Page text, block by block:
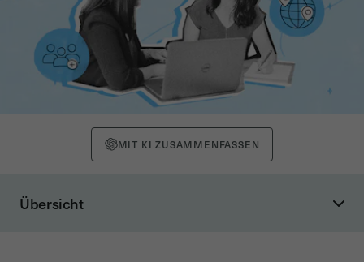
MIT KI ZUSAMMENFASSEN
Übersicht